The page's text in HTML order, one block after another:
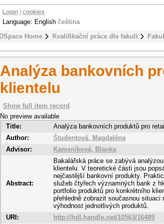
DSpace Home Kvalifikační práce dle fakult
Login cookies
Language: English čeština
Analýza bankovních
klientelu
Show full item record
No preview available
Title:
Analýza bankovních produktů pro
Author:
Študentová, Magdaléna
Advisor:
Kameníková, Blanka
Abstract:
Bakalářská práce se zabývá
klientelu. V teoretické části jsou
nejčastější bankovní produkty.
služeb čtyřech významných bank z
portfolio produktů pro konkrétního
přehledně zobrazit současnou
výhodnost jednotlivých produktů.
URI:
http://hdl.handle.net/10563/16489